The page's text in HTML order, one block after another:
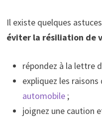
Il existe quelques
éviter la résiliation de
répondez à la lettre
expliquez les
automobile ;
joignez une caution